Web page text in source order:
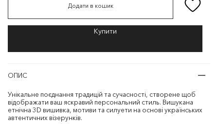
Додати в кошик
ОПИС
Унікальне поєднання традицій та сучасності, створене щоб
відображати ваш яскравий персональний стиль. Вишукана
етнічна 3D вишивка, мотиви та силуети на основі українських
автентичних візерунків.